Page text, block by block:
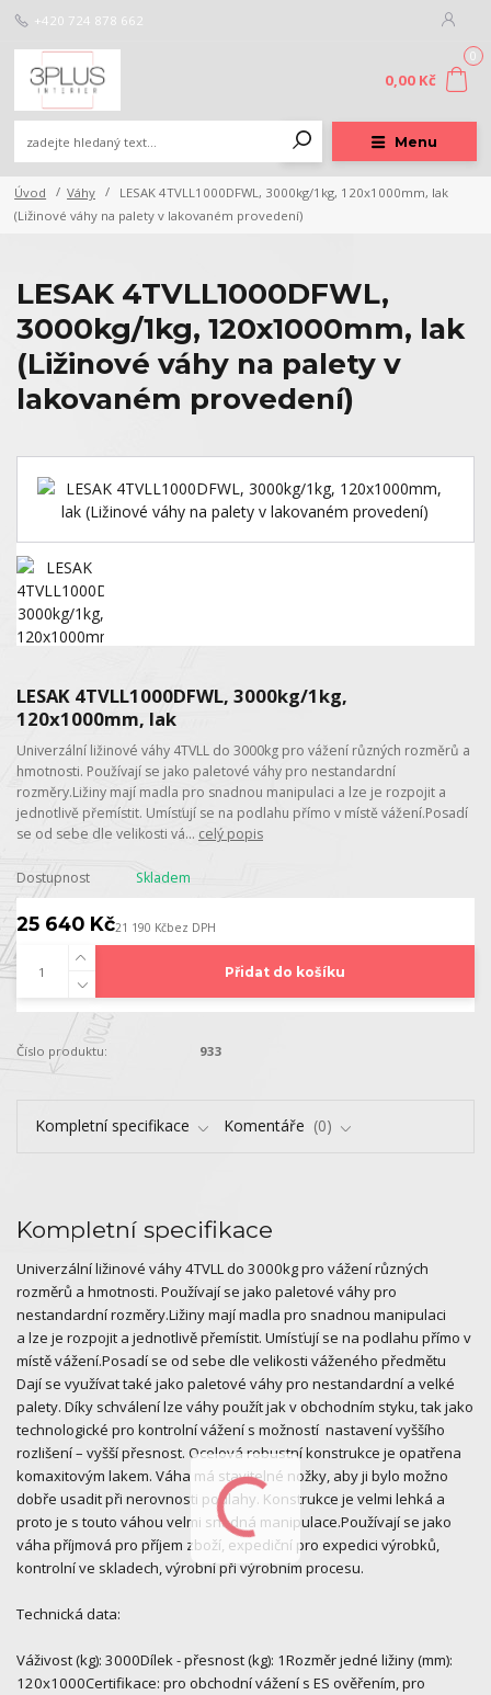
Menu
+420 724 878 662
0
0,00 Kč
Úvod Váhy
LESAK 4TVLL1000DFWL, 3000kg/1kg, 120x1000mm, lak
(Ližinové váhy na palety v lakovaném provedení)
LESAK 4TVLL1000DFWL,
3000kg/1kg, 120x1000mm, lak
(Ližinové váhy na palety v
lakovaném provedení)
LESAK 4TVLL1000DFWL, 3000kg/1kg,
120x1000mm, lak
Univerzální ližinové váhy 4TVLL do 3000kg pro vážení různých rozměrů a
hmotnosti. Používají se jako paletové váhy pro nestandardní
rozměry.Ližiny mají madla pro snadnou manipulaci a lze je rozpojit a
jednotlivě přemístit. Umísťují se na podlahu přímo v místě vážení.Posadí
se od sebe dle velikosti vá... celý popis
Dostupnost Skladem
25 640 Kč21 190 Kčbez DPH
Přidat do košíku
Číslo produktu: 933
Kompletní specifikace Komentáře 0
Kompletní specifikace
Univerzální ližinové váhy 4TVLL do 3000kg pro vážení různých
rozměrů a hmotnosti. Používají se jako paletové váhy pro
nestandardní rozměry.Ližiny mají madla pro snadnou manipulaci
a lze je rozpojit a jednotlivě přemístit. Umísťují se na podlahu přímo v
místě vážení.Posadí se od sebe dle velikosti váženého předmětu
Dají se využívat také jako paletové váhy pro nestandardní a velké
palety. Díky schválení lze váhy použít jak v obchodním styku, tak jako
technologické pro kontrolní vážení s možností nastavení vyššího
rozlišení – vyšší přesnost. Ocelová robustní konstrukce je opatřena
komaxitovým lakem. Váha má stavitelné nožky, aby ji bylo možno
dobře usadit při nerovnosti podlahy. Konstrukce je velmi lehká a
proto je s touto váhou velmi snadná manipulace.Používají se jako
váha příjmová pro příjem zboží, expediční pro expedici výrobků,
kontrolní ve skladech, výrobní při výrobním procesu.
Technická data:
Váživost (kg): 3000Dílek - přesnost (kg): 1Rozměr jedné ližiny (mm):
120x1000Certifikace: pro obchodní vážení s ES ověřením, pro